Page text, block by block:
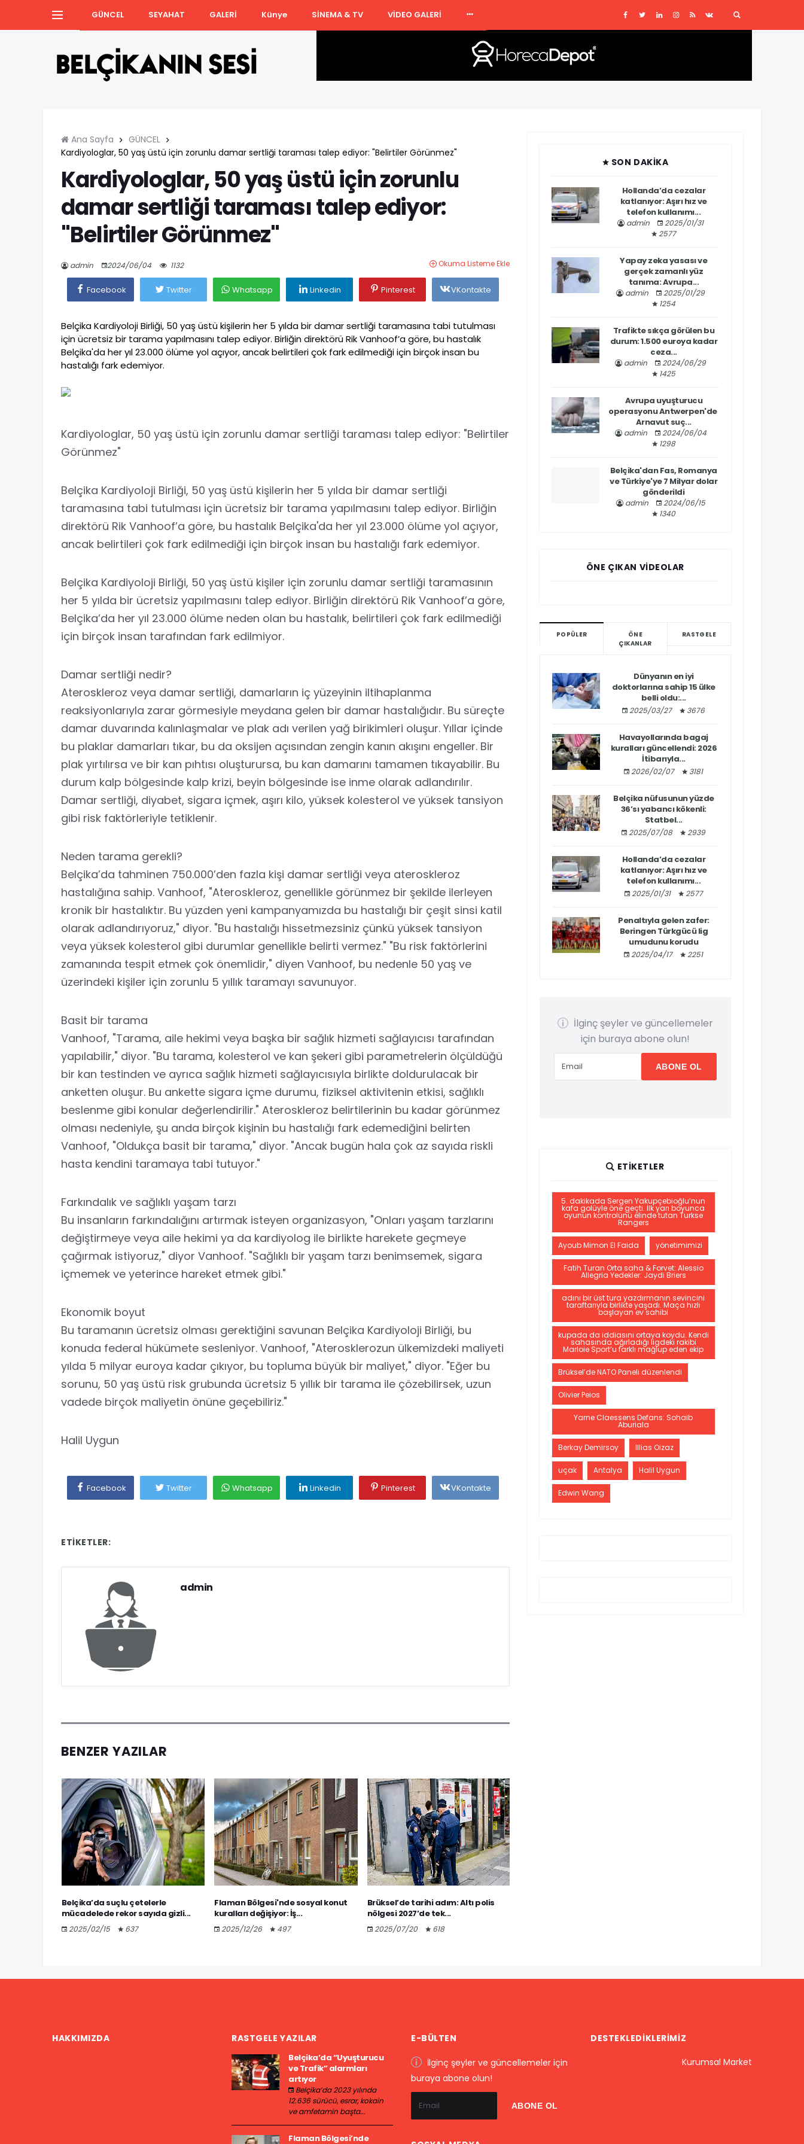
GÜNCEL SEYAHAT GALERİ Künye SİNEMA & TV VİDEO GALERİ
Ana Sayfa
GÜNCEL
Kardiyologlar, 50 yaş üstü için zorunlu damar sertliği taraması talep ediyor: "Belirtiler Görünmez"
Kardiyologlar, 50 yaş üstü için zorunlu
damar sertliği taraması talep ediyor:
"Belirtiler Görünmez"
admin 2024/06/04 1132 Okuma Listeme Ekle
Facebook Twitter Whatsapp Linkedin Pinterest VKontakte
Belçika Kardiyoloji Birliği, 50 yaş üstü kişilerin her 5 yılda bir damar sertliği taramasına tabi tutulması
için ücretsiz bir tarama yapılmasını talep ediyor. Birliğin direktörü Rik Vanhoof’a göre, bu hastalık
Belçika'da her yıl 23.000 ölüme yol açıyor, ancak belirtileri çok fark edilmediği için birçok insan bu
hastalığı fark edemiyor.
Kardiyologlar, 50 yaş üstü için zorunlu damar sertliği taraması talep ediyor: "Belirtiler
Görünmez"
Belçika Kardiyoloji Birliği, 50 yaş üstü kişilerin her 5 yılda bir damar sertliği
taramasına tabi tutulması için ücretsiz bir tarama yapılmasını talep ediyor. Birliğin
direktörü Rik Vanhoof’a göre, bu hastalık Belçika'da her yıl 23.000 ölüme yol açıyor,
ancak belirtileri çok fark edilmediği için birçok insan bu hastalığı fark edemiyor.
Belçika Kardiyoloji Birliği, 50 yaş üstü kişiler için zorunlu damar sertliği taramasının
her 5 yılda bir ücretsiz yapılmasını talep ediyor. Birliğin direktörü Rik Vanhoof’a göre,
Belçika’da her yıl 23.000 ölüme neden olan bu hastalık, belirtileri çok fark edilmediği
için birçok insan tarafından fark edilmiyor.
Damar sertliği nedir?
Ateroskleroz veya damar sertliği, damarların iç yüzeyinin iltihaplanma
reaksiyonlarıyla zarar görmesiyle meydana gelen bir damar hastalığıdır. Bu süreçte
damar duvarında kalınlaşmalar ve plak adı verilen yağ birikimleri oluşur. Yıllar içinde
bu plaklar damarları tıkar, bu da oksijen açısından zengin kanın akışını engeller. Bir
plak yırtılırsa ve bir kan pıhtısı oluşturursa, bu kan damarını tamamen tıkayabilir. Bu
durum kalp bölgesinde kalp krizi, beyin bölgesinde ise inme olarak adlandırılır.
Damar sertliği, diyabet, sigara içmek, aşırı kilo, yüksek kolesterol ve yüksek tansiyon
gibi risk faktörleriyle tetiklenir.
Neden tarama gerekli?
Belçika’da tahminen 750.000’den fazla kişi damar sertliği veya ateroskleroz
hastalığına sahip. Vanhoof, "Ateroskleroz, genellikle görünmez bir şekilde ilerleyen
kronik bir hastalıktır. Bu yüzden yeni kampanyamızda bu hastalığı bir çeşit sinsi katil
olarak adlandırıyoruz," diyor. "Bu hastalığı hissetmezsiniz çünkü yüksek tansiyon
veya yüksek kolesterol gibi durumlar genellikle belirti vermez." "Bu risk faktörlerini
zamanında tespit etmek çok önemlidir," diyen Vanhoof, bu nedenle 50 yaş ve
üzerindeki kişiler için zorunlu 5 yıllık taramayı savunuyor.
Basit bir tarama
Vanhoof, "Tarama, aile hekimi veya başka bir sağlık hizmeti sağlayıcısı tarafından
yapılabilir," diyor. "Bu tarama, kolesterol ve kan şekeri gibi parametrelerin ölçüldüğü
bir kan testinden ve ayrıca sağlık hizmeti sağlayıcısıyla birlikte doldurulacak bir
anketten oluşur. Bu ankette sigara içme durumu, fiziksel aktivitenin etkisi, sağlıklı
beslenme gibi konular değerlendirilir." Ateroskleroz belirtilerinin bu kadar görünmez
olması nedeniyle, şu anda birçok kişinin bu hastalığı fark edemediğini belirten
Vanhoof, "Oldukça basit bir tarama," diyor. "Ancak bugün hala çok az sayıda riskli
hasta kendini taramaya tabi tutuyor."
Farkındalık ve sağlıklı yaşam tarzı
Bu insanların farkındalığını artırmak isteyen organizasyon, "Onları yaşam tarzlarını
değiştirmeye veya aile hekimi ya da kardiyolog ile birlikte harekete geçmeye
çağırmak istiyoruz," diyor Vanhoof. "Sağlıklı bir yaşam tarzı benimsemek, sigara
içmemek ve yeterince hareket etmek gibi."
Ekonomik boyut
Bu taramanın ücretsiz olması gerektiğini savunan Belçika Kardiyoloji Birliği, bu
konuda federal hükümete sesleniyor. Vanhoof, "Aterosklerozun ülkemizdeki maliyeti
yılda 5 milyar euroya kadar çıkıyor, bu topluma büyük bir maliyet," diyor. "Eğer bu
sorunu, 50 yaş üstü risk grubunda ücretsiz 5 yıllık bir tarama ile çözebilirsek, uzun
vadede birçok maliyetin önüne geçebiliriz."
Halil Uygun
Facebook Twitter Whatsapp Linkedin Pinterest VKontakte
ETIKETLER:
admin
BENZER YAZILAR
Belçika’da suçlu çetelerle
mücadelede rekor sayıda gizli...
2025/02/15 637
Flaman Bölgesi'nde sosyal konut
kuralları değişiyor: İş...
2025/12/26 497
Brüksel’de tarihi adım: Altı polis
nölgesi 2027’de tek...
2025/07/20 618
SON DAKIKA
Hollanda’da cezalar
katlanıyor: Aşırı hız ve
telefon kullanımı...
admin
2025/01/31
2577
Yapay zeka yasası ve
gerçek zamanlı yüz
tanıma: Avrupa...
admin
2025/01/29
1254
Trafikte sıkça görülen bu
durum: 1.500 euroya kadar
ceza...
admin
2024/06/29
1425
Avrupa uyuşturucu
operasyonu Antwerpen'de
Arnavut suç...
admin
2024/06/04
1298
Belçika'dan Fas, Romanya
ve Türkiye'ye 7 Milyar dolar
gönderildi
admin
2024/06/15
1340
ÖNE ÇIKAN VIDEOLAR
POPÜLER
ÖNE
ÇIKANLAR
RASTGELE
Dünyanın en iyi
doktorlarına sahip 15 ülke
belli oldu:...
2025/03/27 3676
Havayollarında bagaj
kuralları güncellendi: 2026
İtibarıyla...
2026/02/07 3181
Belçika nüfusunun yüzde
36’sı yabancı kökenli:
Statbel...
2025/07/08 2939
Hollanda’da cezalar
katlanıyor: Aşırı hız ve
telefon kullanımı...
2025/01/31 2577
Penaltıyla gelen zafer:
Beringen Türkgücü lig
umudunu korudu
2025/04/17 2251
İlginç şeyler ve güncellemeler
için buraya abone olun!
ETIKETLER
5. dakikada Sergen Yakupçebioğlu’nun
kafa golüyle öne geçti. İlk yarı boyunca
oyunun kontrolünü elinde tutan Turkse
Rangers
Ayoub Mimon El Faida yönetimimizi
Fatih Turan Orta saha & Forvet: Alessio
Allegria Yedekler: Jaydi Briers
adını bir üst tura yazdırmanın sevincini
taraftarıyla birlikte yaşadı. Maça hızlı
başlayan ev sahibi
kupada da iddiasını ortaya koydu. Kendi
sahasında ağırladığı ligdeki rakibi
Marloie Sport’u farklı mağlup eden ekip
Brüksel’de NATO Paneli düzenlendi
Olivier Peios
Yarne Claessens Defans: Sohaib
Aburiala
Berkay Demirsoy Illias Oizaz
uçak Antalya Halil Uygun
Edwin Wang
HAKKIMIZDA RASTGELE YAZILAR
Belçika’da “Uyuşturucu
ve Trafik” alarmları
artıyor
Belçika’da 2023 yılında
12.636 sürücü, esrar, kokain
ve amfetamin başta...
Flaman Bölgesi’nde
E-BÜLTEN
İlginç şeyler ve güncellemeler için
buraya abone olun!
DESTEKLEDIKLERIMIZ
Kurumsal Market